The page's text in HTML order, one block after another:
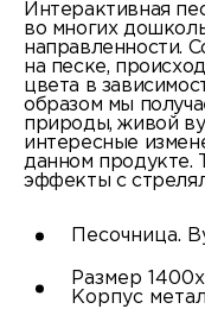
Интерактивная
во многих
направленности.
на песке,
цвета в
образом мы
природы, живой
интересные
данном продукте.
эффекты с
Песочница.
Размер
Корпус